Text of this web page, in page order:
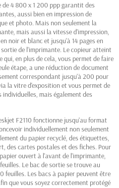
4 800 x 1 200 ppp garantit des
aussi bien en impression de
et photo. Mais non seulement la
mais aussi la vitesse d'impression,
noir et blanc et jusqu'à 14 pages en
de l'imprimante. Le copieur atteint
qui, en plus de cela, vous permet de faire
étape, a une réduction de document
correspondant jusqu'à 200 pour
la vitre d'exposition et vous permet de
mais également des
F2110 fonctionne jusqu'au format
individuellement non seulement
du papier recyclé, des étiquettes,
des cartes postales et des fiches. Pour
ouvert à l'avant de l'imprimante,
Le bac de sortie se trouve au
feuilles. Les bacs à papier peuvent être
que vous soyez correctement protégé